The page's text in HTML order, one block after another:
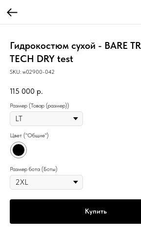
Гидрокостюм сухой - BARE
TECH DRY test
SKU: w02900-042
115 000 р.
Размер (Товар (размер))
Цвет ("Общие")
Размер бота (Боты)
Купить